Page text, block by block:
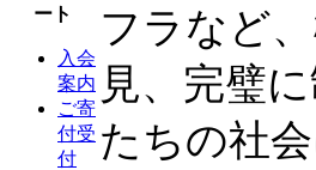
ート
入会
案内
ご寄
付受
付
フラなど
見、完璧
たちの社